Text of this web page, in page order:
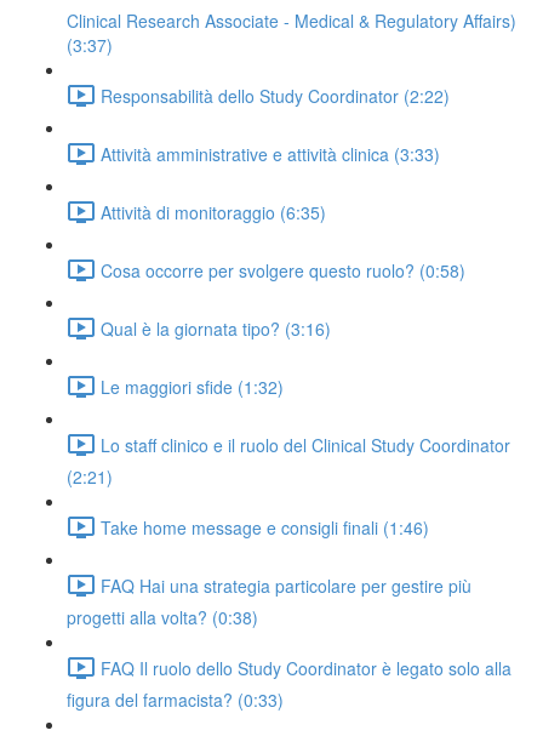
Clinical Research Associate - Medical & Regulatory Affairs)
(3:37)
Responsabilità dello Study Coordinator (2:22)
Attività amministrative e attività clinica (3:33)
Attività di monitoraggio (6:35)
Cosa occorre per svolgere questo ruolo? (0:58)
Qual è la giornata tipo? (3:16)
Le maggiori sfide (1:32)
Lo staff clinico e il ruolo del Clinical Study Coordinator
(2:21)
Take home message e consigli finali (1:46)
FAQ Hai una strategia particolare per gestire più
progetti alla volta? (0:38)
FAQ Il ruolo dello Study Coordinator è legato solo alla
figura del farmacista? (0:33)